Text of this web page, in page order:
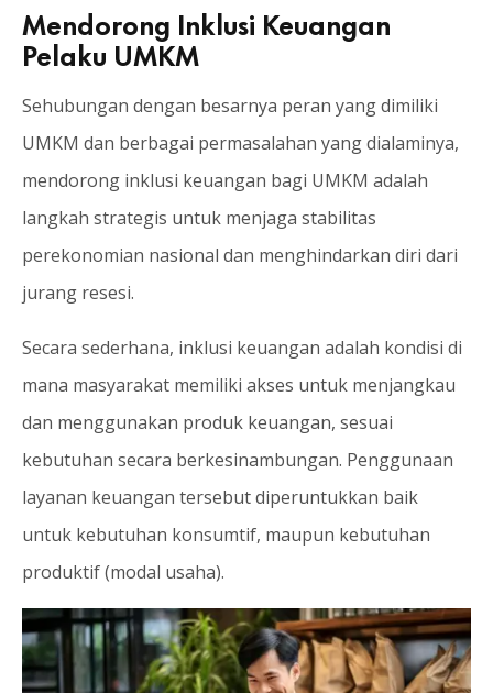
Mendorong Inklusi Keuangan
Pelaku UMKM
Sehubungan dengan besarnya peran yang dimiliki
UMKM dan berbagai permasalahan yang dialaminya,
mendorong inklusi keuangan bagi UMKM adalah
langkah strategis untuk menjaga stabilitas
perekonomian nasional dan menghindarkan diri dari
jurang resesi.
Secara sederhana, inklusi keuangan adalah kondisi di
mana masyarakat memiliki akses untuk menjangkau
dan menggunakan produk keuangan, sesuai
kebutuhan secara berkesinambungan. Penggunaan
layanan keuangan tersebut diperuntukkan baik
untuk kebutuhan konsumtif, maupun kebutuhan
produktif (modal usaha).